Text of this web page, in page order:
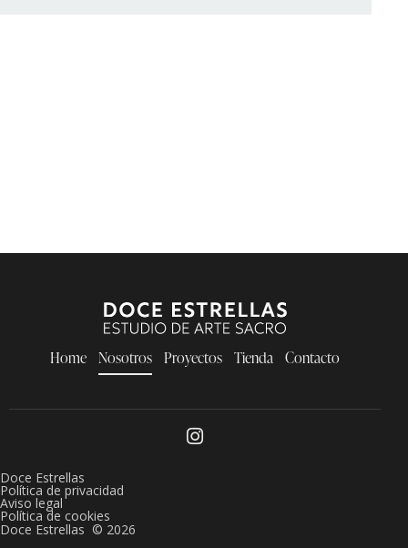
Home Nosotros Proyectos Tienda Contacto
Doce Estrellas
Política de privacidad
Aviso legal
Política de cookies
Doce Estrellas © 2026